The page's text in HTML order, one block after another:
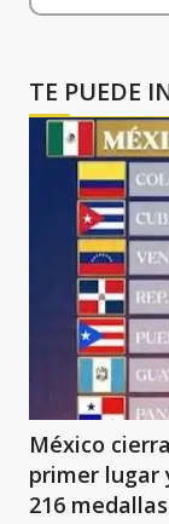
TE PUEDE
México
primer lugar
216 medallas